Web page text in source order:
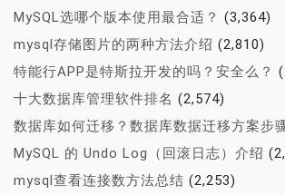
MySQL选哪个版本使用最合适？ (3,364)
mysql存储图片的两种方法介绍 (2,810)
特能行APP是特斯拉开发的吗？安全么？
十大数据库管理软件排名 (2,574)
数据库如何迁移？数据库数据迁移方案步
MySQL 的 Undo Log（回滚日志）介绍
mysql查看连接数方法总结 (2,253)